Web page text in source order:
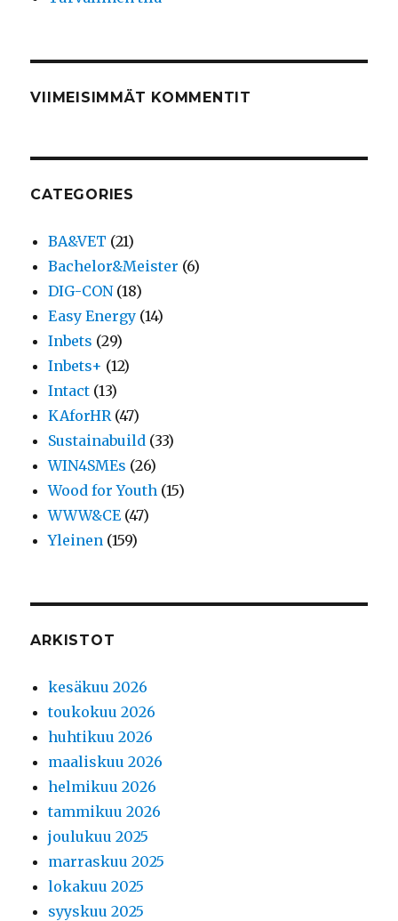
VIIMEISIMMÄT KOMMENTIT
CATEGORIES
BA&VET (21)
Bachelor&Meister (6)
DIG-CON(18)
Easy Energy (14)
Inbets (29)
Inbets+ (12)
Intact (13)
KAforHR (47)
Sustainabuild (33)
WIN4SMEs (26)
Wood for Youth (15)
WWW&CE (47)
Yleinen (159)
ARKISTOT
kesäkuu 2026
toukokuu 2026
huhtikuu 2026
maaliskuu 2026
helmikuu 2026
tammikuu 2026
joulukuu 2025
marraskuu 2025
lokakuu 2025
syyskuu 2025